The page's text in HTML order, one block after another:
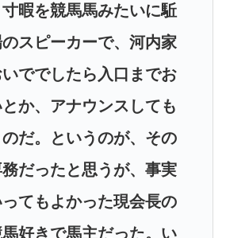
暇を競馬馬みたいに駈
スピーカーで、河内家
ででしたら入口までお
か、アナウンスしても
だ。というのが、その
だったと思うが、事実
てもよかった現会長の
好きで馬主だった。い